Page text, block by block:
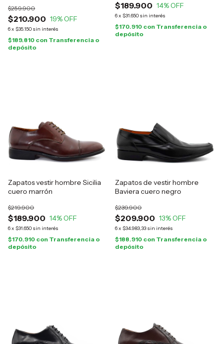
$210.900
$259.900
19% OFF
6x $35.150 sin interés
$189.810 con Transferencia o
depósito
$189.900 14% OFF
6x $31.650 sin interés
$170.910 con Transferencia o
depósito
Zapatos vestir hombre Sicilia
cuero marrón
$189.900
$219.900
14% OFF
6x $31.650 sin interés
$170.910 con Transferencia o
depósito
Zapatos de vestir hombre
Baviera cuero negro
$209.900
$239.900
13% OFF
6x $34.983,33 sin interés
$188.910 con Transferencia o
depósito